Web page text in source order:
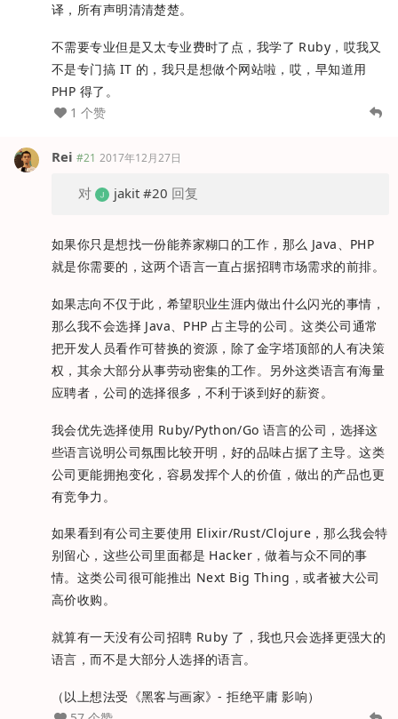
译，所有声明清清楚楚。
不需要专业但是又太专业费时了点，我学了 Ruby，哎我又
不是专门搞 IT 的，我只是想做个网站啦，哎，早知道用
PHP 得了。
1 个赞
Rei #21 2017年12月27日
对 jakit #20 回复
如果你只是想找一份能养家糊口的工作，那么 Java、PHP
就是你需要的，这两个语言一直占据招聘市场需求的前排。
如果志向不仅于此，希望职业生涯内做出什么闪光的事情，
那么我不会选择 Java、PHP 占主导的公司。这类公司通常
把开发人员看作可替换的资源，除了金字塔顶部的人有决策
权，其余大部分从事劳动密集的工作。另外这类语言有海量
应聘者，公司的选择很多，不利于谈到好的薪资。
我会优先选择使用 Ruby/Python/Go 语言的公司，选择这
些语言说明公司氛围比较开明，好的品味占据了主导。这类
公司更能拥抱变化，容易发挥个人的价值，做出的产品也更
有竞争力。
如果看到有公司主要使用 Elixir/Rust/Clojure，那么我会特
别留心，这些公司里面都是 Hacker，做着与众不同的事
情。这类公司很可能推出 Next Big Thing，或者被大公司
高价收购。
就算有一天没有公司招聘 Ruby 了，我也只会选择更强大的
语言，而不是大部分人选择的语言。
（以上想法受《黑客与画家》- 拒绝平庸 影响）